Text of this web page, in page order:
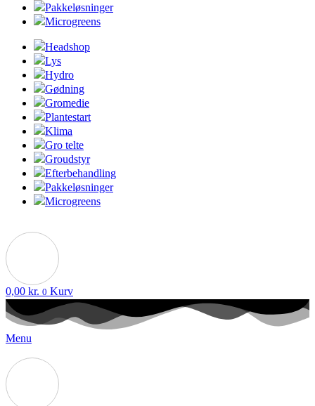
Pakkeløsninger
Microgreens
Headshop
Lys
Hydro
Gødning
Gromedie
Plantestart
Klima
Gro telte
Groudstyr
Efterbehandling
Pakkeløsninger
Microgreens
0,00 kr. 0 Kurv
Menu